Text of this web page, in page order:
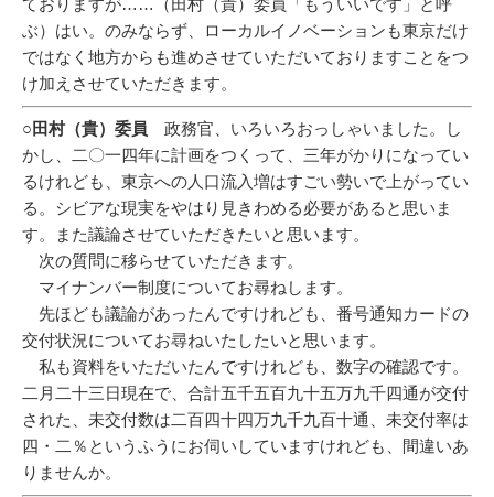
ておりますが……（田村（貴）委員「もういいです」と呼
ぶ）はい。のみならず、ローカルイノベーションも東京だけ
ではなく地方からも進めさせていただいておりますことをつ
け加えさせていただきます。
○田村（貴）委員 政務官、いろいろおっしゃいました。し
かし、二〇一四年に計画をつくって、三年がかりになってい
るけれども、東京への人口流入増はすごい勢いで上がってい
る。シビアな現実をやはり見きわめる必要があると思いま
す。また議論させていただきたいと思います。
次の質問に移らせていただきます。
マイナンバー制度についてお尋ねします。
先ほども議論があったんですけれども、番号通知カードの
交付状況についてお尋ねいたしたいと思います。
私も資料をいただいたんですけれども、数字の確認です。
二月二十三日現在で、合計五千五百九十五万九千四通が交付
された、未交付数は二百四十四万九千九百十通、未交付率は
四・二％というふうにお伺いしていますけれども、間違いあ
りませんか。